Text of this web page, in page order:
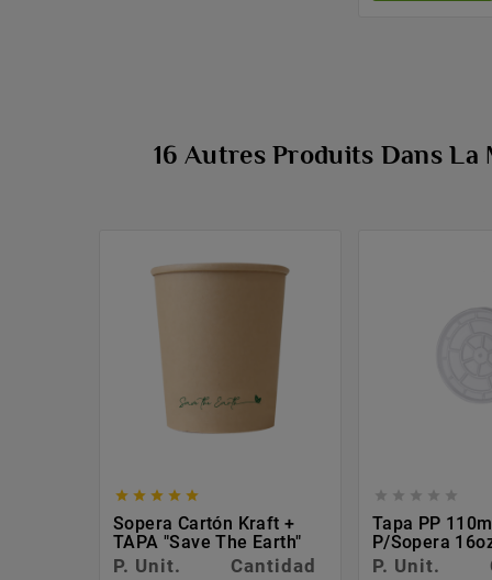
16 Autres Produits Dans La
    
Sopera Cartón Kraft +
TAPA "Save The Earth"
P. Unit.
Cantidad
    
Tapa PP
P/sopera
P. Unit.